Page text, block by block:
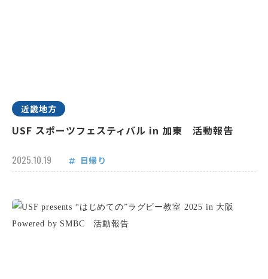
近畿地方
USF スポーツフェスティバル in 加東 活動報告
2025.10.19 日帰り